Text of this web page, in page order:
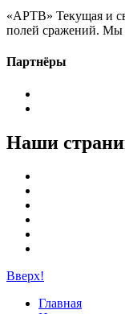
«АРТВ» Текущая и
полей сражений. Мы
Партнёры
Наши
Вверх!
Главная